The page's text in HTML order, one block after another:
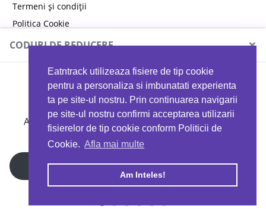
Eatntrack utilizeaza fisiere de tip cookie
pentru a personaliza si imbunatati experienta
ta pe site-ul nostru. Prin continuarea navigarii
pe site-ul nostru confirmi acceptarea utilizarii
fisierelor de tip cookie conform Politicii de
Cookie. Afla mai multe
Am Inteles!
Termeni și condiții
Politica Cookie
Politica de confidențialitate
Copyright © 2026 EAT & TRACK S.R.L
CODURI DE REDUCERE ×
MYPROTEIN
Ai 40%reducere la orice comandă folosind codul
EATTRACK
Profită acum